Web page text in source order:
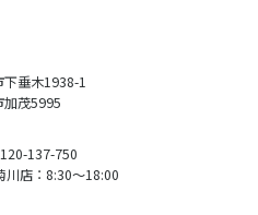
垂木1938-1
茂5995
137-750
店：8:30〜18:00